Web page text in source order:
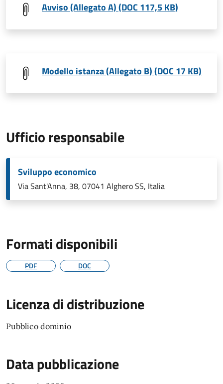
Avviso (Allegato A) (DOC 117,5 KB)
Modello istanza (Allegato B) (DOC 17 KB)
Ufficio responsabile
Sviluppo economico
Via Sant'Anna, 38, 07041 Alghero SS, Italia
Formati disponibili
PDF DOC
Licenza di distribuzione
Pubblico dominio
Data pubblicazione